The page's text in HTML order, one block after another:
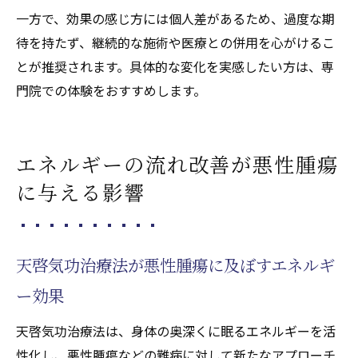
一方で、効果の感じ方には個人差があるため、過度な期
待を持たず、継続的な施術や医療との併用を心がけるこ
とが推奨されます。具体的な変化を実感したい方は、専
門院での体験をおすすめします。
エネルギーの流れ改善が悪性腫瘍
に与える影響
天啓気功治療法が悪性腫瘍に及ぼすエネルギ
ー効果
天啓気功治療法は、身体の奥深くに眠るエネルギーを活